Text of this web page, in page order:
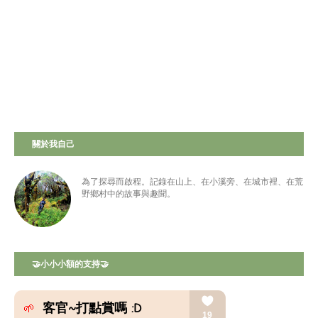
關於我自己
為了探尋而啟程。記錄在山上、在小溪旁、在城市裡、在荒
野鄉村中的故事與趣聞。
🤝小小小額的支持🤝